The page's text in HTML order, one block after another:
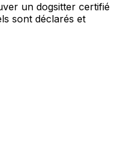
un dogsitter certifié
sont déclarés et